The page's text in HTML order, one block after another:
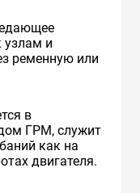
узлам и
ременную или
в
ГРМ, служит
как на
двигателя.